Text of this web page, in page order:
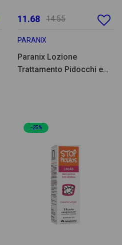
11.68 14.55
PARANIX
Paranix Lozione
Trattamento Pidocchi e
-25%